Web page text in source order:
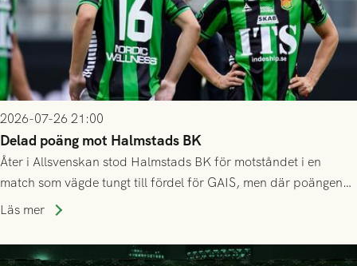
2026-07-26 21:00
Delad poäng mot Halmstads BK
Åter i Allsvenskan stod Halmstads BK för motståndet i en
match som vägde tungt till fördel för GAIS, men där poängen
delades efter dramatik på tilläggstid.
Läs mer